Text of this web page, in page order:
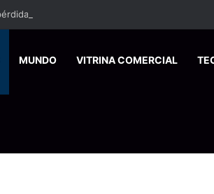
MUNDO VITRINA COMERCIAL